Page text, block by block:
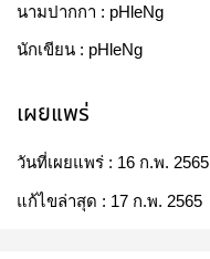
นามปากกา : pHleNg
นักเขียน : pHleNg
เผยแพร่
วันที่เผยแพร่ : 16 ก.พ. 2565
แก้ไขล่าสุด : 17 ก.พ. 2565